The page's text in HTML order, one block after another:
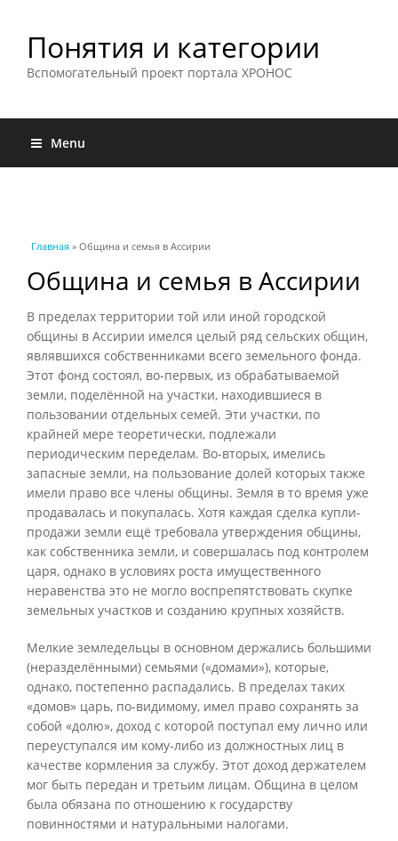
Понятия и категории
Вспомогательный проект портала ХРОНОС
Menu
Вы здесь
Главная » Община и семья в Ассирии
Община и семья в Ассирии
В пределах территории той или иной городской
общины в Ассирии имелся целый ряд сельских общин,
являвшихся собственниками всего земельного фонда.
Этот фонд состоял, во-первых, из обрабатываемой
земли, поделённой на участки, находившиеся в
пользовании отдельных семей. Эти участки, по
крайней мере теоретически, подлежали
периодическим переделам. Во-вторых, имелись
запасные земли, на пользование долей которых также
имели право все члены общины. Земля в то время уже
продавалась и покупалась. Хотя каждая сделка купли-
продажи земли ещё требовала утверждения общины,
как собственника земли, и совершалась под контролем
царя, однако в условиях роста имущественного
неравенства это не могло воспрепятствовать скупке
земельных участков и созданию крупных хозяйств.
Мелкие земледельцы в основном держались большими
(неразделёнными) семьями («домами»), которые,
однако, постепенно распадались. В пределах таких
«домов» царь, по-видимому, имел право сохранять за
собой «долю», доход с которой поступал ему лично или
переуступался им кому-либо из должностных лиц в
качестве кормления за службу. Этот доход держателем
мог быть передан и третьим лицам. Община в целом
была обязана по отношению к государству
повинностями и натуральными налогами.